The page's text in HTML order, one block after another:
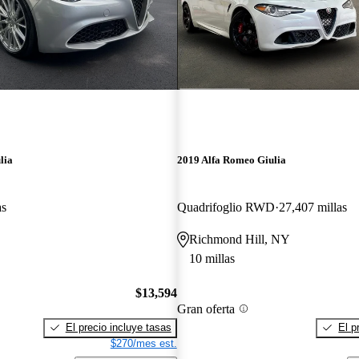
$13,594
El precio incluye tasas
$270/mes est.
2019 Alfa Romeo Giulia
Quadrifoglio RWD 27,407 millas
Richmond Hill, NY
10 millas
Gran oferta
El